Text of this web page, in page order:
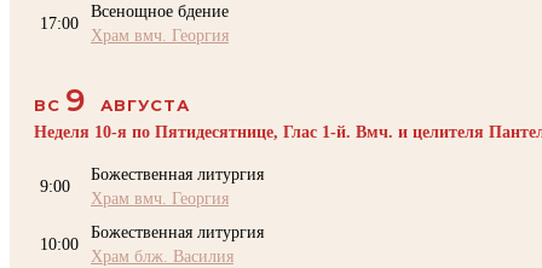
17:00
Всенощное бдение
Храм вмч. Георгия
ВС 9
АВГУСТА
Неделя 10-я по Пятидесятнице, Глас 1-й. Вмч. и целителя
9:00
Божественная литургия
Храм вмч. Георгия
10:00
Божественная литургия
Храм блж. Василия